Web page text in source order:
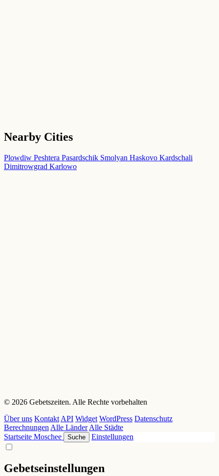
Nearby Cities
Plowdiw Peshtera Pasardschik Smolyan Haskovo Kardschali
Dimitrowgrad Karlowo
© 2026 Gebetszeiten. Alle Rechte vorbehalten
Über uns Kontakt API Widget WordPress Datenschutz
Berechnungen Alle Länder Alle Städte
Startseite Moschee Suche Einstellungen
Gebetseinstellungen